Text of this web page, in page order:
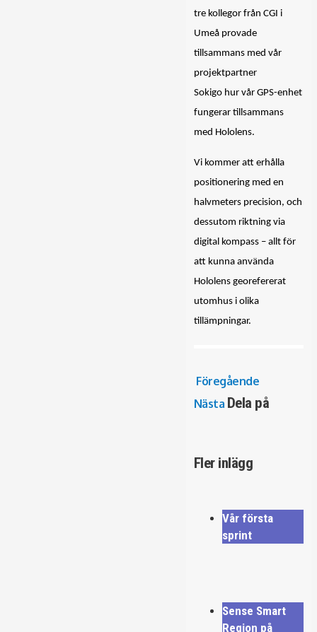
tre kollegor från CGI i
Umeå provade
tillsammans med vår
projektpartner
Sokigo hur vår GPS-enhet
fungerar tillsammans
med Hololens.
Vi kommer att erhålla
positionering med en
halvmeters precision, och
dessutom riktning via
digital kompass – allt för
att kunna använda
Hololens georefererat
utomhus i olika
tillämpningar.
Föregående
Nästa Dela på
Fler inlägg
Vår första
sprint
Sense Smart
Region på